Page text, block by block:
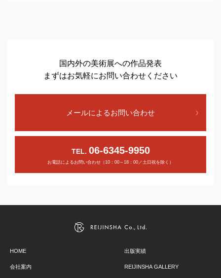
国内外の美術展への作品発表
まずはお気軽にお問い合わせください
メールによるお問い合わせ
TEL. 06-6345-9950
お電話によるお問い合わせ（10：00～18：00／土日祝を除く）
HOME
会社案内
出版実績
REIJINSHA GALLERY